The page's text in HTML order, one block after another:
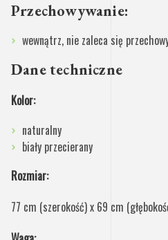
Przechowywanie:
wewnątrz, nie zaleca się
Dane techniczne
Kolor:
naturalny
biały przecierany
Rozmiar:
77 cm (szerokość) x 69 cm